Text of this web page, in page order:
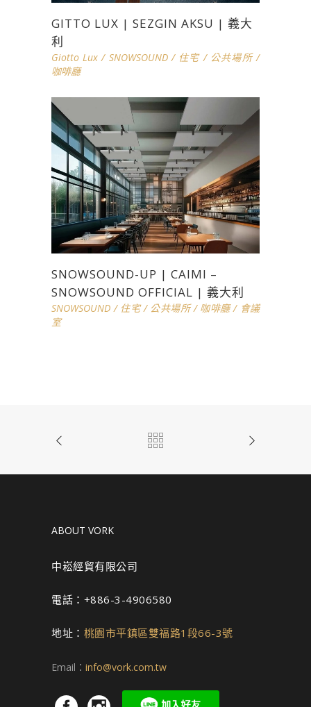
GITTO LUX | SEZGIN AKSU | 義大
利
Giotto Lux / SNOWSOUND/ 住宅/ 公共場所/
咖啡廳
SNOWSOUND-UP | CAIMI –
SNOWSOUND OFFICIAL | 義大利
SNOWSOUND / 住宅/ 公共場所/ 咖啡廳/ 會議
室
ABOUT VORK
中崧經貿有限公司
電話：+886-3-4906580
地址： 桃園市平鎮區雙福路1段66-3號
Email： info@vork.com.tw